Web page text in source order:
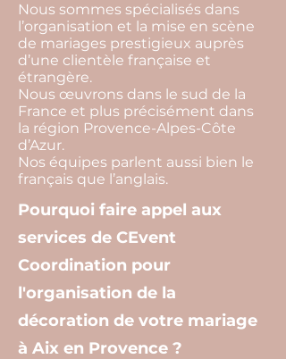
Nous sommes spécialisés dans
l’organisation et la mise en scène
de mariages prestigieux auprès
d’une clientèle française et
étrangère.
Nous œuvrons dans le sud de la
France et plus précisément dans
la région Provence-Alpes-Côte
d’Azur.
Nos équipes parlent aussi bien le
français que l’anglais.
Pourquoi faire appel aux
services de CEvent
Coordination pour
l'organisation de la
décoration de votre mariage
à Aix en Provence ?